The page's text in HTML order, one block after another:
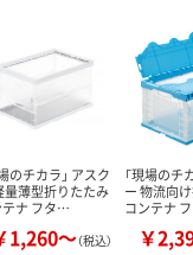
のチカラ」 アスク
量薄型折りたたみ
テナ フタ…
1,260～（税込）
「現場のチ
ー 物流向
コンテナ
￥